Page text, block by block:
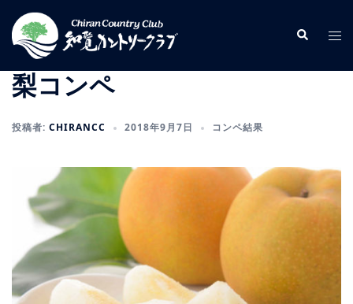
ン
検
索
ト
ル
梨コンペ
投稿者: CHIRANCC 2018年9月7日 コンペ結果